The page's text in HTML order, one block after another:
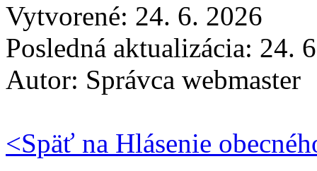
Vytvorené: 24. 6. 2026
Posledná aktualizácia: 24.
Autor: Správca webmaster
<Späť na Hlásenie